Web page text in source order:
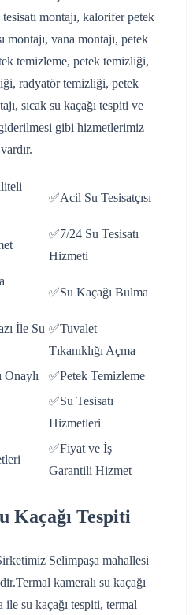
montajı, kalorifer petek
montajı, vana montajı, petek
temizleme, petek temizliği,
radyatör temizliği, petek
sıcak su kaçağı tespiti ve
gibi hizmetlerimiz
vardır.
✅Acil Su Tesisatçısı
✅7/24 Su Tesisatı
Hizmeti
✅Su Kaçağı Bulma
İle Su ✅Tuvalet
Tıkanıklığı Açma
Onaylı
✅Petek Temizleme
✅Su Tesisatı
Hizmetleri
✅Fiyat ve İş
Garantili Hizmet
Kaçağı Tespiti
Selimpaşa mahallesi
kameralı su kaçağı
ile su kaçağı tespiti, termal